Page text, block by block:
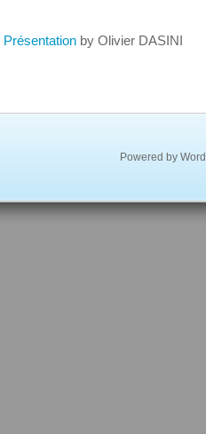
Présentation by Olivier DASINI
Powered by